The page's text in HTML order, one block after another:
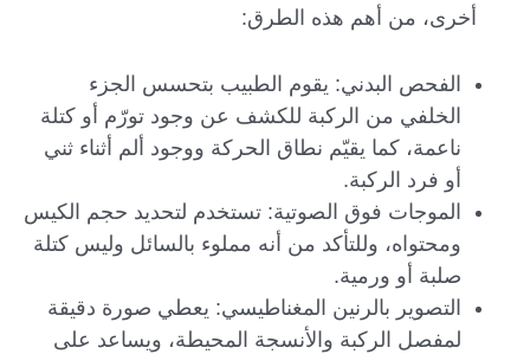
أخرى، من أهم هذه الطرق:
الفحص البدني: يقوم الطبيب بتحسس الجزء
الخلفي من الركبة للكشف عن وجود تورّم أو كتلة
ناعمة، كما يقيّم نطاق الحركة ووجود ألم أثناء ثني
أو فرد الركبة.
الموجات فوق الصوتية: تستخدم لتحديد حجم الكيس
ومحتواه، وللتأكد من أنه مملوء بالسائل وليس كتلة
صلبة أو ورمية.
التصوير بالرنين المغناطيسي: يعطي صورة دقيقة
لمفصل الركبة والأنسجة المحيطة، ويساعد على